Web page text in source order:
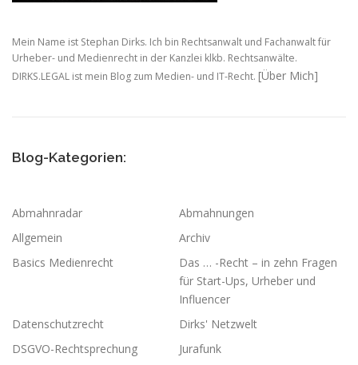
Mein Name ist Stephan Dirks. Ich bin Rechtsanwalt und Fachanwalt für
Urheber- und Medienrecht in der Kanzlei klkb. Rechtsanwälte.
DIRKS.LEGAL ist mein Blog zum Medien- und IT-Recht. [Über Mich]
Blog-Kategorien:
Abmahnradar
Abmahnungen
Allgemein
Archiv
Basics Medienrecht
Das … -Recht – in zehn Fragen
für Start-Ups, Urheber und
Influencer
Datenschutzrecht
Dirks' Netzwelt
DSGVO-Rechtsprechung
Jurafunk